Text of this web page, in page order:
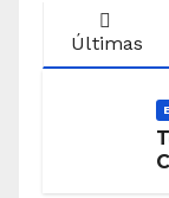
Últimas